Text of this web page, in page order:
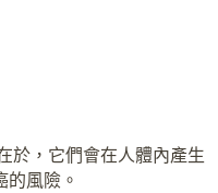
於，它們會在人體內產生
風險。